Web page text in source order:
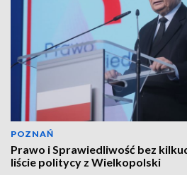
POZNAŃ
Prawo i Sprawiedliwość bez
liście politycy z Wielkopolski